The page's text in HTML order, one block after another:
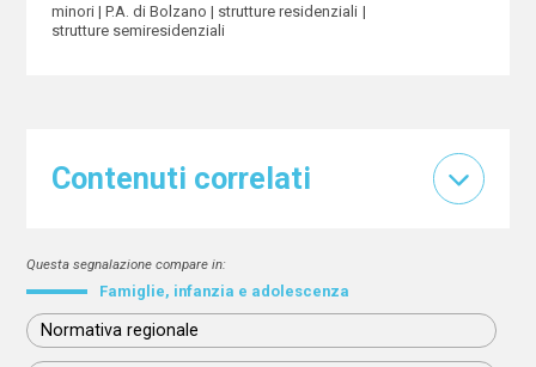
minori P.A. di Bolzano
strutture residenziali
strutture semiresidenziali
Contenuti correlati
Questa segnalazione compare in:
Famiglie, infanzia e adolescenza
Normativa regionale